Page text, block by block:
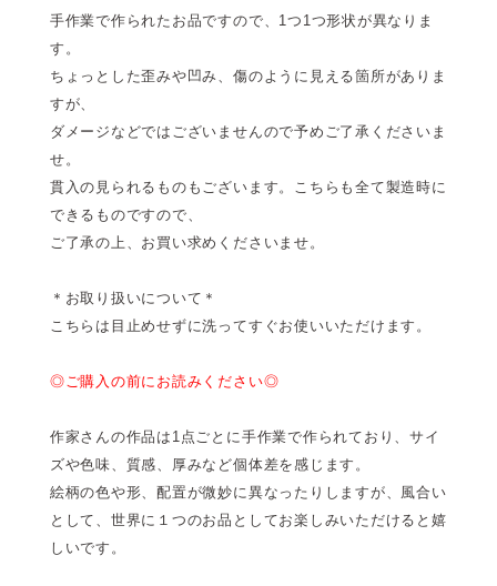
手作業で作られたお品ですので、1つ1つ形状が異なりま
す。
ちょっとした歪みや凹み、傷のように見える箇所がありま
すが、
ダメージなどではございませんので予めご了承くださいま
せ。
貫入の見られるものもございます。こちらも全て製造時に
できるものですので、
ご了承の上、お買い求めくださいませ。
＊お取り扱いについて＊
こちらは目止めせずに洗ってすぐお使いいただけます。
◎ご購入の前にお読みください◎
作家さんの作品は1点ごとに手作業で作られており、サイ
ズや色味、質感、厚みなど個体差を感じます。
絵柄の色や形、配置が微妙に異なったりしますが、風合い
として、世界に１つのお品としてお楽しみいただけると嬉
しいです。